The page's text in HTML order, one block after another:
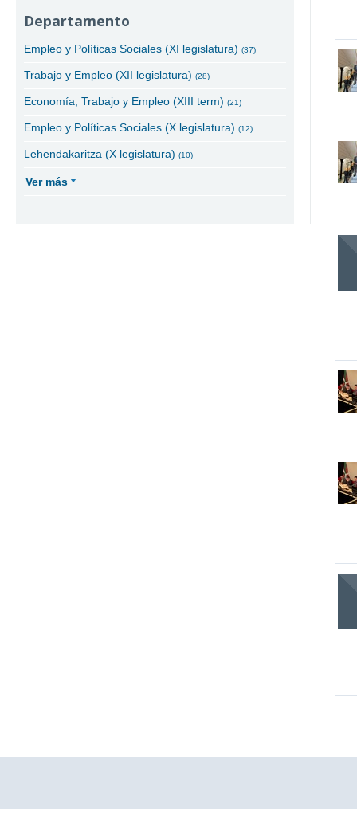
Departamento
Empleo y Políticas Sociales (XI legislatura)(37)
Trabajo y Empleo (XII legislatura)(28)
Economía, Trabajo y Empleo (XIII term)(21)
Empleo y Políticas Sociales (X legislatura)(12)
Lehendakaritza (X legislatura)(10)
Ver más